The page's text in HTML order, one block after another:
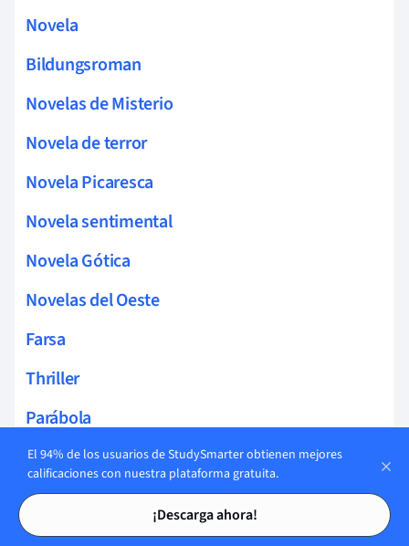
Tarjetas de estudio
Tarjetas de estudio
Novela
Bildungsroman
Novelas de Misterio
Novela de terror
Novela Picaresca
Novela sentimental
Novela Gótica
Novelas del Oeste
Farsa
Thriller
Parábola
Cliffhanger
Tragicomedia
Drama en literatura
El 94% de los usuarios de StudySmarter obtienen mejores
calificaciones con nuestra plataforma gratuita.
¡Descarga ahora!